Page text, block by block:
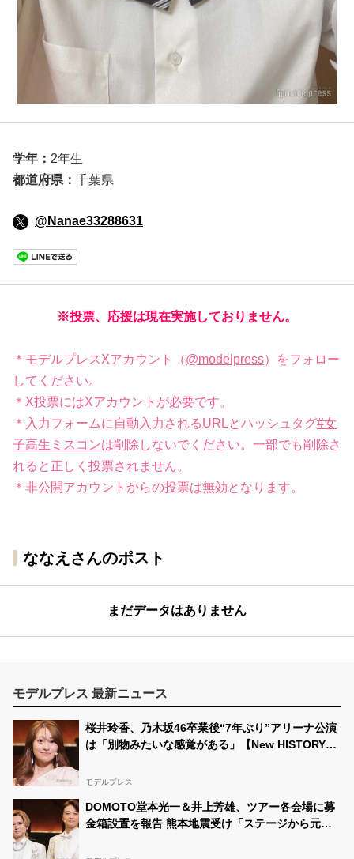
学年： 2年生
都道府県： 千葉県
@Nanae33288631
※投票、応援は現在実施しておりません。
＊モデルプレスXアカウント（@modelpress）をフォロー
してください。
＊X投票にはXアカウントが必要です。
＊入力フォームに自動入力されるURLとハッシュタグ#女
子高生ミスコンは削除しないでください。一部でも削除さ
れると正しく投票されません。
＊非公開アカウントからの投票は無効となります。
ななえさんのポスト
まだデータはありません
モデルプレス 最新ニュース
桜井玲香、乃木坂46卒業後“7年ぶり”アリーナ公演
は「別物みたいな感覚がある」【New HISTORY
モデルプレス
DOMOTO堂本光一＆井上芳雄、ツアー各会場に募
金箱設置を報告 熊本地震受け「ステージから元気